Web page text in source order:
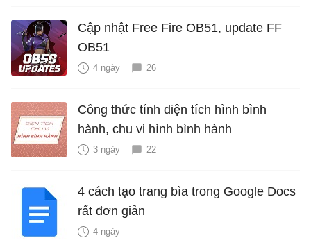
Cập nhật Free Fire OB51, update FF
OB51
4 ngày 26
Công thức tính diện tích hình bình
hành, chu vi hình bình hành
3 ngày 22
4 cách tạo trang bìa trong Google Docs
rất đơn giản
4 ngày